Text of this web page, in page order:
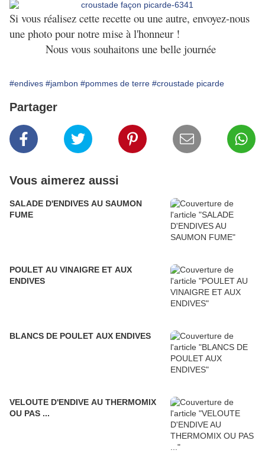
Si vous réalisez cette recette ou une autre, envoyez-nous
une photo pour notre mise à l'honneur !
Nous vous souhaitons une belle journée
#endives #jambon #pommes de terre #croustade picarde
Partager
Vous aimerez aussi
SALADE D'ENDIVES AU SAUMON
FUME
POULET AU VINAIGRE ET AUX
ENDIVES
BLANCS DE POULET AUX ENDIVES
VELOUTE D'ENDIVE AU THERMOMIX
OU PAS ...